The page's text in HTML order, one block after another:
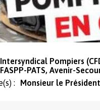
Intersyndical Pompiers
FASPP-PATS, Avenir-
:
Monsieur le